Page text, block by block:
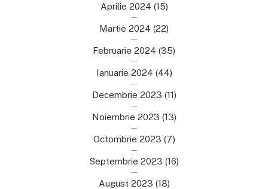
Aprilie 2024 (15)
Martie 2024 (22)
Februarie 2024 (35)
Ianuarie 2024 (44)
Decembrie 2023 (11)
Noiembrie 2023 (13)
Octombrie 2023 (7)
Septembrie 2023 (16)
August 2023 (18)